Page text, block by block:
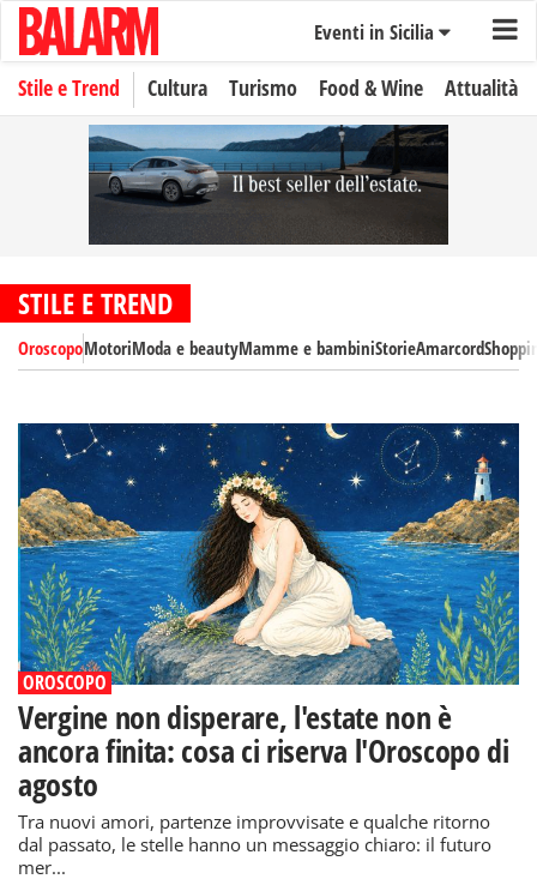
Eventi in Sicilia
Stile e Trend Cultura Turismo Food & Wine Attualità
STILE E TREND
OroscopoMotoriModa e beautyMamme e bambiniStorieAmarcord
OROSCOPO
Vergine non disperare, l'estate non è
ancora finita: cosa ci riserva l'Oroscopo di
agosto
Tra nuovi amori, partenze improvvisate e qualche ritorno
dal passato, le stelle hanno un messaggio chiaro: il futuro
mer...